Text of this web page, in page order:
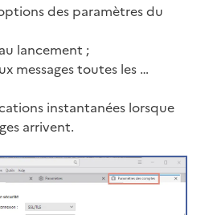
des paramètres du
lancement ;
messages toutes les …
instantanées lorsque
arrivent.